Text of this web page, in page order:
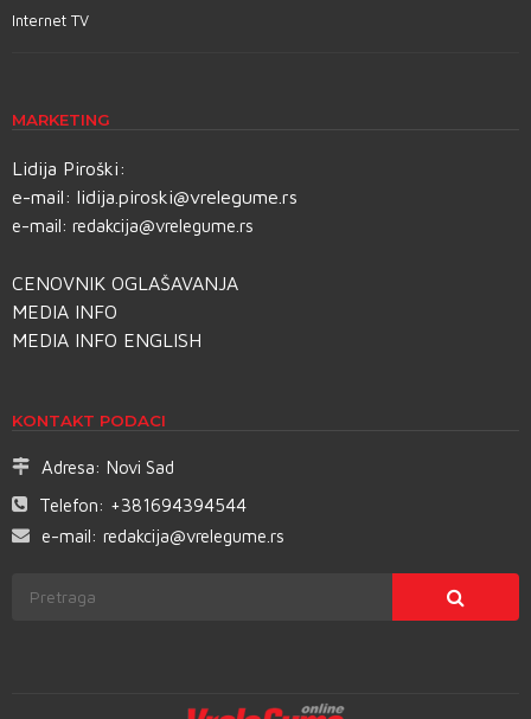
Internet TV
MARKETING
Lidija Piroški:
e-mail: lidija.piroski@vrelegume.rs
e-mail: redakcija@vrelegume.rs
CENOVNIK OGLAŠAVANJA
MEDIA INFO
MEDIA INFO ENGLISH
KONTAKT PODACI
Adresa: Novi Sad
Telefon: +381694394544
e-mail: redakcija@vrelegume.rs